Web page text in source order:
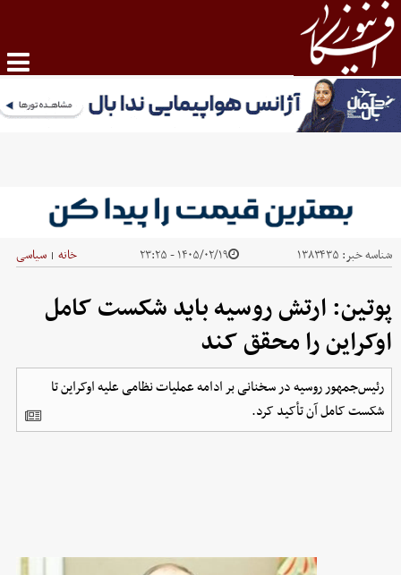
شناسه خبر: ۱۳۸۳۴۳۵ ۱۴۰۵/۰۲/۱۹ - ۲۳:۲۵ خانه | سیاسی
پوتین: ارتش روسیه باید شکست کامل
اوکراین را محقق کند
رئیس‌جمهور روسیه در سخنانی بر ادامه عملیات نظامی علیه اوکراین تا
شکست کامل آن تأکید کرد.